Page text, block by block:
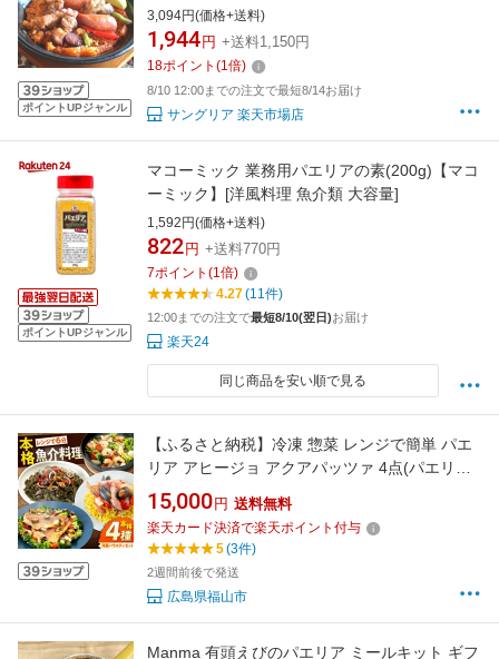
ポイントUPジャンル
ー お一人様グルメ おうちランチ ディナ
ー レンチンごはん 冷凍 惣菜
3,094円(価格+送料)
1,944 円 +送料1,150円
18ポイント (1倍)
8/10 12:00までの注文で最短8/14お届け
サングリア 楽天市場店
ポイントUPジャンル
マコーミック 業務用パエリアの素(200g)【マコ
ーミック】[洋風料理 魚介類 大容量]
1,592円(価格+送料)
822 円 +送料770円
7ポイント (1倍)
4.27(11件)
12:00までの注文で最短8/10(翌日)お届け
楽天24
同じ商品を安い順で見る
【ふるさと納税】冷凍 惣菜 レンジで簡単 パエ
リア アヒージョ アクアパッツァ 4点(パエリア2
種)バラエティセット 広島県福山市/マルケー食
品株式会社 魚介 洋食 おかず 簡単調理 えび イ
カ 貝[BABC002]
15,000 円 送料無料
楽天カード決済で楽天ポイント付与
5(3件)
2週間前後で発送
広島県福山市
Manma 有頭えびのパエリア ミールキット ギフ